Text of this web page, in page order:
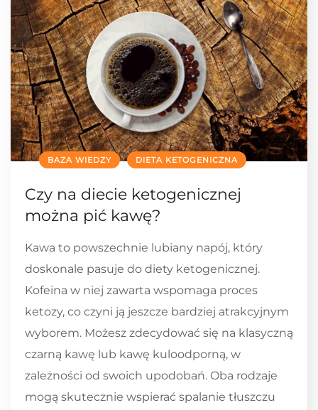
BAZA WIEDZY DIETA KETOGENICZNA
Czy na diecie ketogenicznej
można pić kawę?
Kawa to powszechnie lubiany napój, który
doskonale pasuje do diety ketogenicznej.
Kofeina w niej zawarta wspomaga proces
ketozy, co czyni ją jeszcze bardziej atrakcyjnym
wyborem. Możesz zdecydować się na klasyczną
czarną kawę lub kawę kuloodporną, w
zależności od swoich upodobań. Oba rodzaje
mogą skutecznie wspierać spalanie tłuszczu